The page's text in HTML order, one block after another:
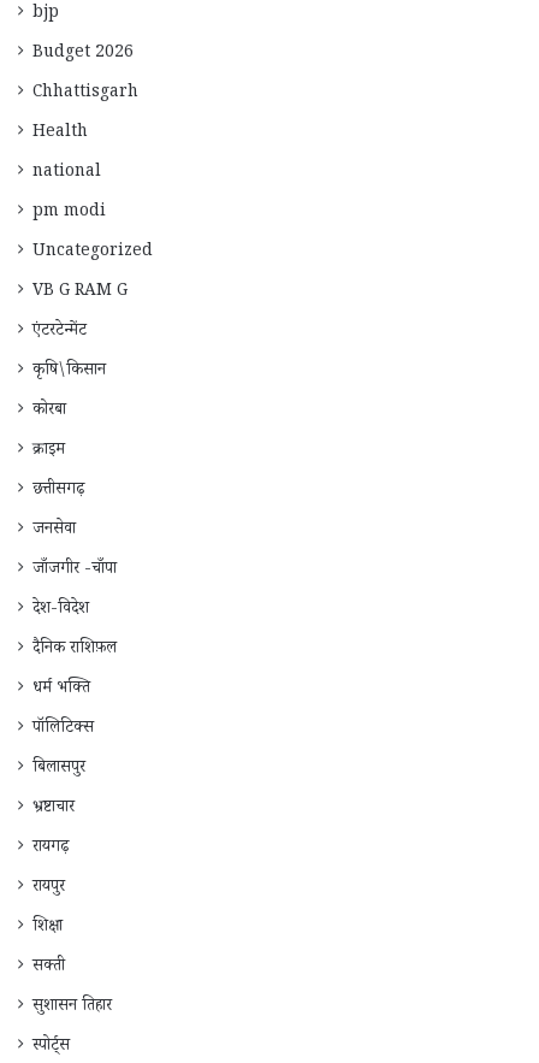
bjp
Budget 2026
Chhattisgarh
Health
national
pm modi
Uncategorized
VB G RAM G
एंटरटेन्मेंट
कृषि\किसान
कोरबा
क्राइम
छत्तीसगढ़
जनसेवा
जाँजगीर -चाँपा
देश-विदेश
दैनिक राशिफ़ल
धर्म भक्ति
पॉलिटिक्स
बिलासपुर
भ्रष्टाचार
रायगढ़
रायपुर
शिक्षा
सक्ती
सुशासन तिहार
स्पोर्ट्स